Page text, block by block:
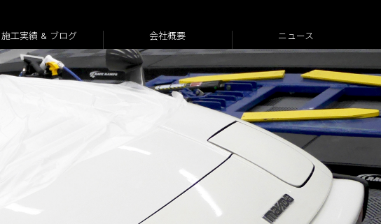
施工実績 & ブログ 会社概要 ニュース